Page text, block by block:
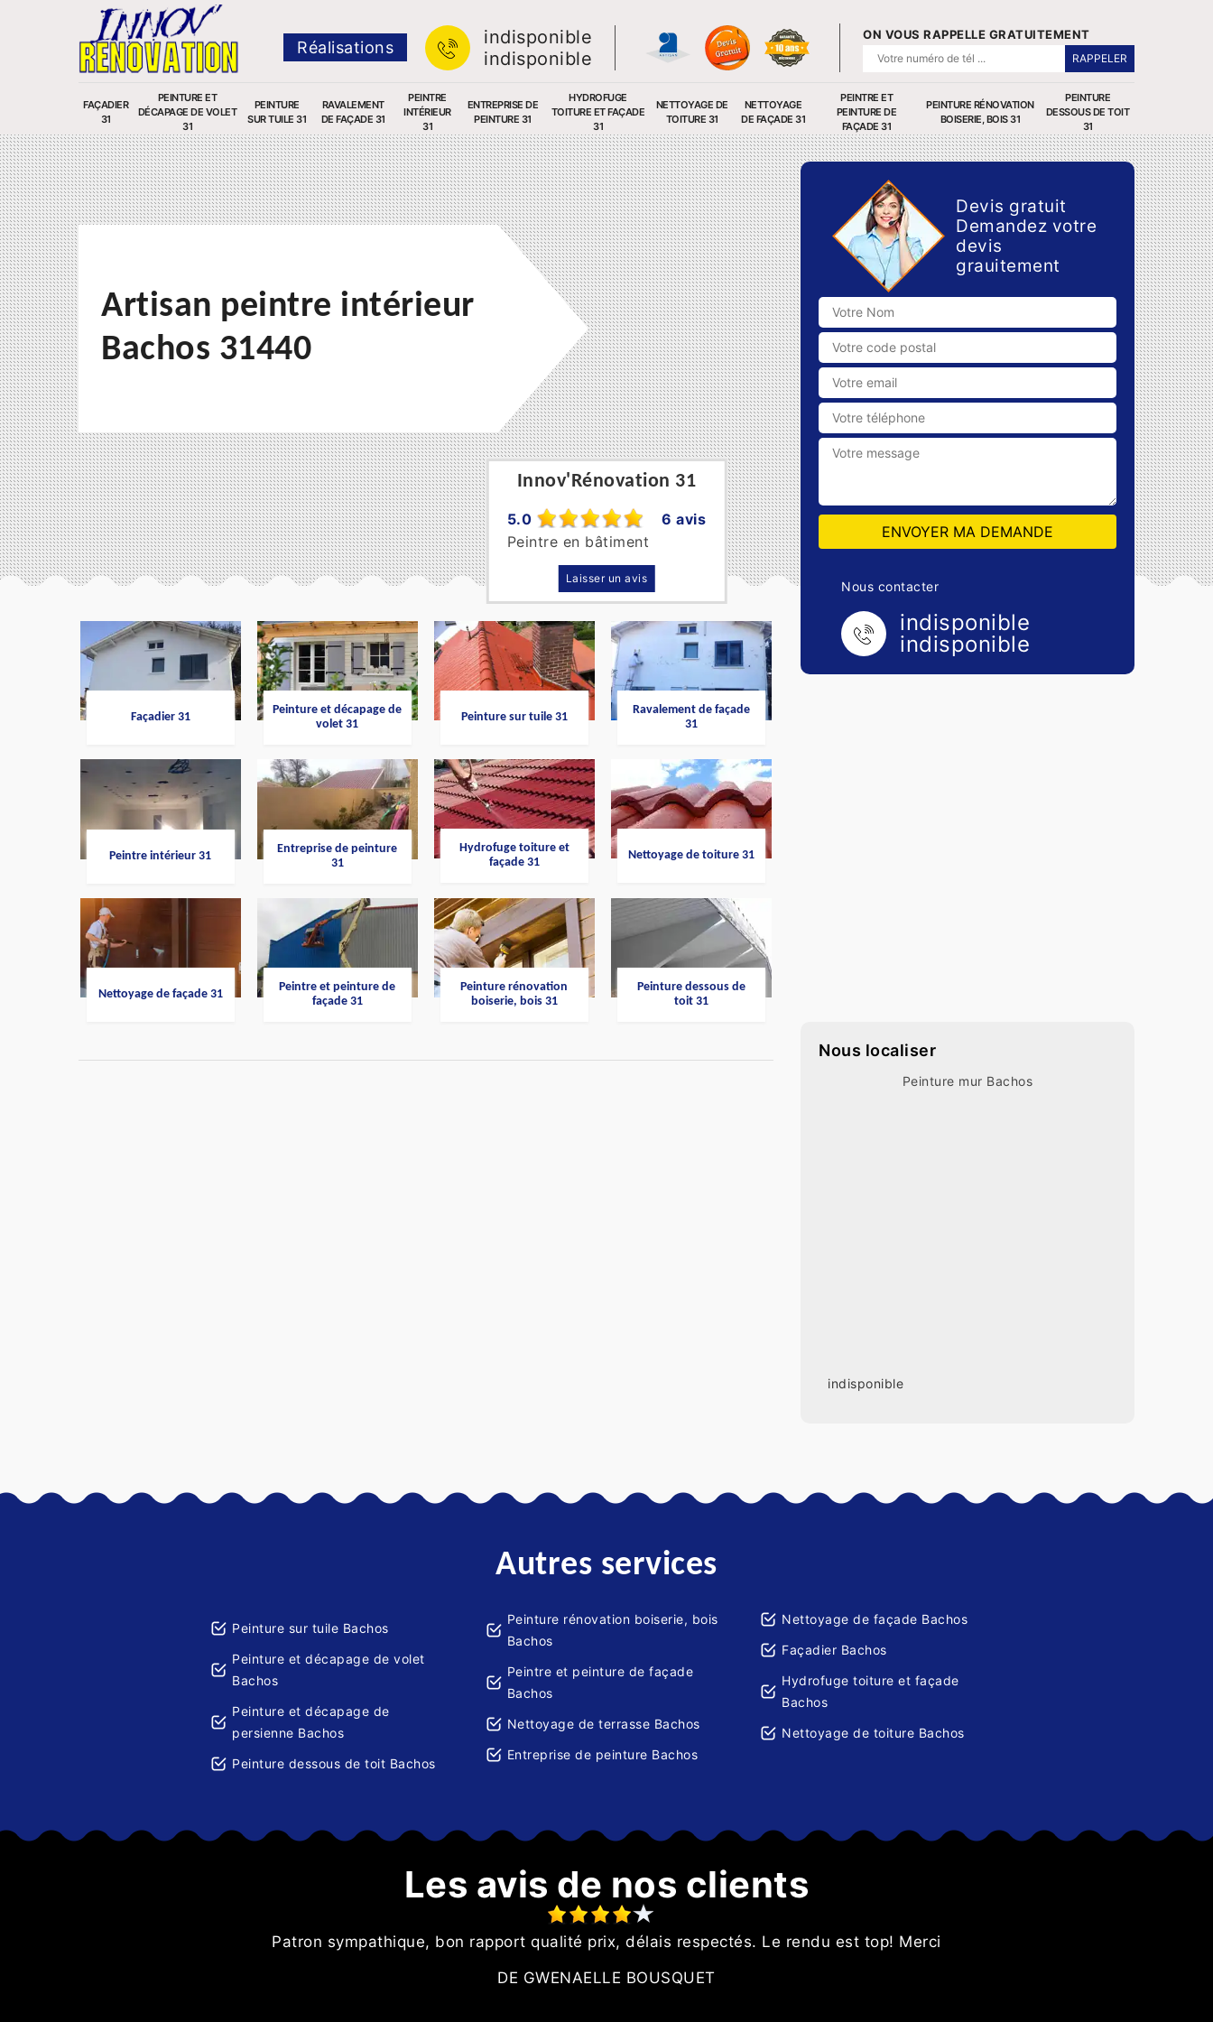
Réalisations
indisponible
indisponible
ON VOUS RAPPELLE GRATUITEMENT
FAÇADIER
31
PEINTURE ET
DÉCAPAGE DE VOLET
31
PEINTURE
SUR TUILE 31
RAVALEMENT
DE FAÇADE 31
PEINTRE
INTÉRIEUR
31
ENTREPRISE DE
PEINTURE 31
HYDROFUGE
TOITURE ET FAÇADE
31
NETTOYAGE DE
TOITURE 31
NETTOYAGE
DE FAÇADE 31
PEINTRE ET
PEINTURE DE
FAÇADE 31
PEINTURE RÉNOVATION
BOISERIE, BOIS 31
PEINTURE
DESSOUS DE TOIT
31
Innov'Rénovation 31
5.0
6 avis
Peintre en bâtiment
Laisser un avis
Artisan peintre intérieur
Bachos 31440
Façadier 31
Peinture et décapage de
volet 31
Peinture sur tuile 31
Ravalement de façade
31
Peintre intérieur 31
Entreprise de peinture
31
Hydrofuge toiture et
façade 31
Nettoyage de toiture 31
Nettoyage de façade 31
Peintre et peinture de
façade 31
Peinture rénovation
boiserie, bois 31
Peinture dessous de
toit 31
Devis gratuit
Demandez votre
devis
grauitement
Nous contacter
indisponible
indisponible
Nous localiser
Peinture mur Bachos
indisponible
Autres services
Peinture sur tuile Bachos
Peinture et décapage de volet
Bachos
Peinture et décapage de
persienne Bachos
Peinture dessous de toit Bachos
Peinture rénovation boiserie, bois
Bachos
Peintre et peinture de façade
Bachos
Nettoyage de terrasse Bachos
Entreprise de peinture Bachos
Nettoyage de façade Bachos
Façadier Bachos
Hydrofuge toiture et façade
Bachos
Nettoyage de toiture Bachos
Les avis de nos clients
Patron sympathique, bon rapport qualité prix, délais respectés. Le rendu est top! Merci
DE GWENAELLE BOUSQUET